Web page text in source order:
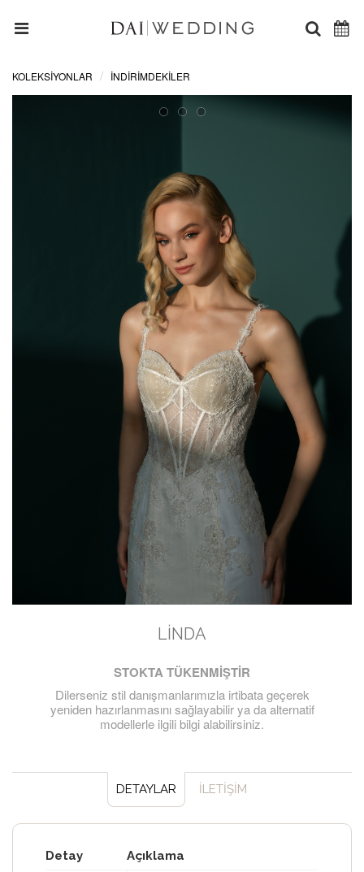
KOLEKSİYONLAR İNDIRIMDEKILER
LINDA
STOKTA TÜKENMİŞTİR
Dilerseniz stil danışmanlarımızla irtibata geçerek
yeniden hazırlanmasını sağlayabilir ya da alternatif
modellerle ilgili bilgi alabilirsiniz.
DETAYLAR İLETİŞİM
Detay Açıklama